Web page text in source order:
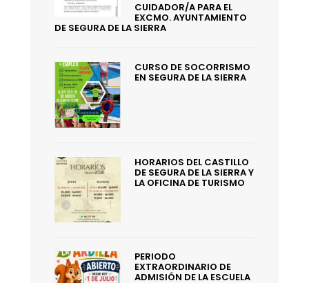
CUIDADOR/A PARA EL
EXCMO. AYUNTAMIENTO
DE SEGURA DE LA SIERRA
CURSO DE SOCORRISMO
EN SEGURA DE LA SIERRA
HORARIOS DEL CASTILLO
DE SEGURA DE LA SIERRA Y
LA OFICINA DE TURISMO
PERIODO
EXTRAORDINARIO DE
ADMISIÓN DE LA ESCUELA